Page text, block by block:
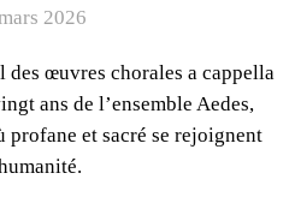
2026
des œuvres chorales a cappella
ans de l’ensemble Aedes,
profane et sacré se rejoignent